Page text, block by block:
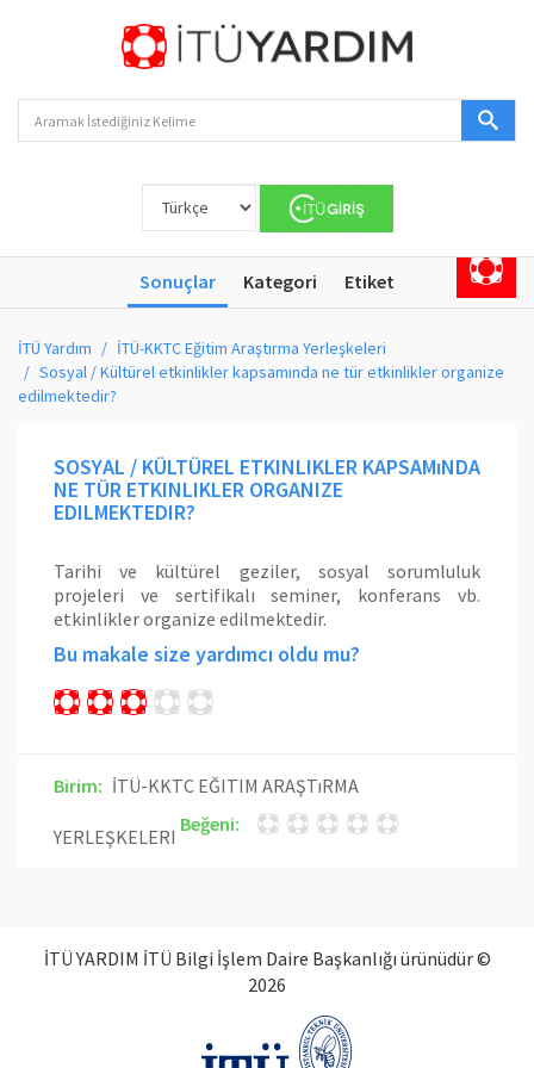
Sonuçlar Kategori Etiket
İTÜ Yardım
İTÜ-KKTC Eğitim Araştırma Yerleşkeleri
Sosyal / Kültürel etkinlikler kapsamında ne tür etkinlikler organize
edilmektedir?
SOSYAL / KÜLTÜREL ETKINLIKLER KAPSAMıNDA
NE TÜR ETKINLIKLER ORGANIZE
EDILMEKTEDIR?
Tarihi ve kültürel geziler, sosyal sorumluluk
projeleri ve sertifikalı seminer, konferans vb.
etkinlikler organize edilmektedir.
Bu makale size yardımcı oldu mu?
Birim: İTÜ-KKTC EĞITIM ARAŞTıRMA
YERLEŞKELERI
Beğeni:
İTÜ YARDIM İTÜ Bilgi İşlem Daire Başkanlığı ürünüdür ©
2026